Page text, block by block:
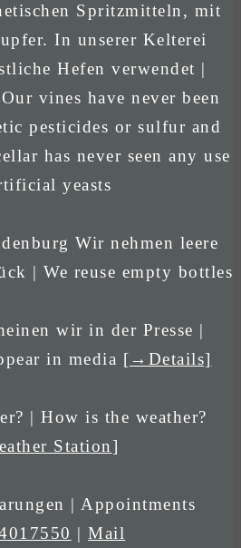
Spritzmitteln, mit
In unserer Kelterei
Hefen verwendet |
vines have never been
pesticides or sulfur and
has never seen any use
yeasts
Wir nehmen leere
| We reuse empty bottles
wir in der Presse |
in media [→Details]
| How is the weather?
Station]
| Appointments
|Mail